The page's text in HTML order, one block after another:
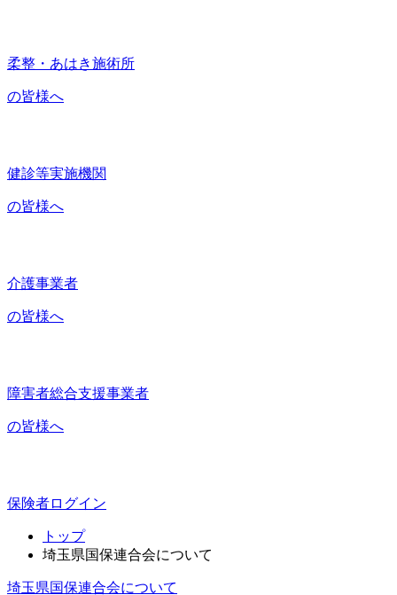
柔整・あはき施術所
の皆様へ
健診等実施機関
の皆様へ
介護事業者
の皆様へ
障害者総合支援事業者
の皆様へ
保険者ログイン
トップ
埼玉県国保連合会について
埼玉県国保連合会について